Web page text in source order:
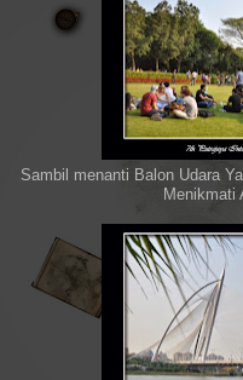
Sambil menanti Balon Udara
Menikmati